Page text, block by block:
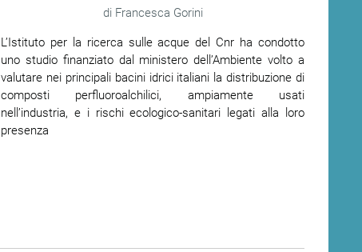
Francesca Gorini
L’Istituto per la ricerca sulle acque del Cnr ha condotto
uno studio finanziato dal ministero dell’Ambiente volto a
valutare nei principali bacini idrici italiani la distribuzione di
composti perfluoroalchilici, ampiamente usati
nell’industria, e i rischi ecologico-sanitari legati alla loro
presenza